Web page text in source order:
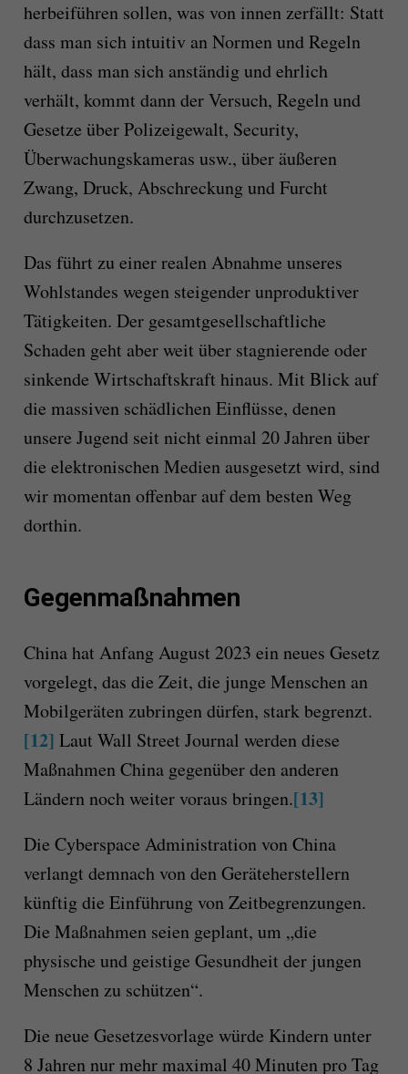
herbeiführen sollen, was von innen zerfällt: Statt
dass man sich intuitiv an Normen und Regeln
hält, dass man sich anständig und ehrlich
verhält, kommt dann der Versuch, Regeln und
Gesetze über Polizeigewalt, Security,
Überwachungskameras usw., über äußeren
Zwang, Druck, Abschreckung und Furcht
durchzusetzen.
Das führt zu einer realen Abnahme unseres
Wohlstandes wegen steigender unproduktiver
Tätigkeiten. Der gesamtgesellschaftliche
Schaden geht aber weit über stagnierende oder
sinkende Wirtschaftskraft hinaus. Mit Blick auf
die massiven schädlichen Einflüsse, denen
unsere Jugend seit nicht einmal 20 Jahren über
die elektronischen Medien ausgesetzt wird, sind
wir momentan offenbar auf dem besten Weg
dorthin.
Gegenmaßnahmen
China hat Anfang August 2023 ein neues Gesetz
vorgelegt, das die Zeit, die junge Menschen an
Mobilgeräten zubringen dürfen, stark begrenzt.
[12] Laut Wall Street Journal werden diese
Maßnahmen China gegenüber den anderen
Ländern noch weiter voraus bringen.[13]
Die Cyberspace Administration von China
verlangt demnach von den Geräteherstellern
künftig die Einführung von Zeitbegrenzungen.
Die Maßnahmen seien geplant, um „die
physische und geistige Gesundheit der jungen
Menschen zu schützen“.
Die neue Gesetzesvorlage würde Kindern unter
8 Jahren nur mehr maximal 40 Minuten pro Tag